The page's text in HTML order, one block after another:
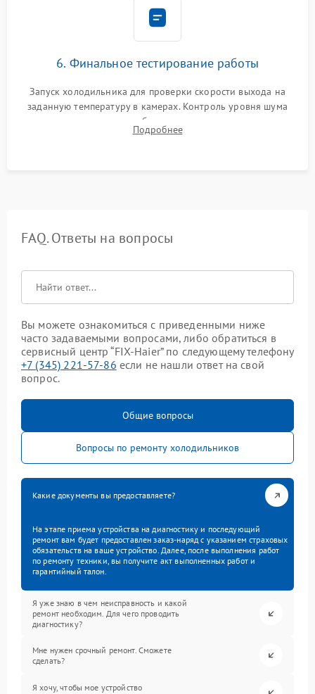
6. Финальное тестирование работы
Запуск холодильника для проверки скорости выхода на
заданную температуру в камерах. Контроль уровня шума
компрессора, отсутствия обмерзания стенок и корректного
срабатывания системы автоматической оттайки.
Подробнее
FAQ. Ответы на вопросы
Вы можете ознакомиться с приведенными ниже
часто задаваемыми вопросами, либо обратиться в
сервисный центр “FIX-Haier” по следующему телефону
+7 (345) 221-57-86 если не нашли ответ на свой
вопрос.
Общие вопросы
Вопросы по ремонту холодильников
Какие документы вы предоставляете?
На этапе приема устройства на диагностику и последующий
ремонт вам будет предоставлен заказ-наряд с указанием страховых
обязательств на ваше устройство. Далее, после выполнения работ
по ремонту техники, вы получите акт выполненных работ и
гарантийный талон.
Я уже знаю в чем неисправность и какой
ремонт необходим. Для чего проводить
диагностику?
Мне нужен срочный ремонт. Сможете
сделать?
Я хочу, чтобы мое устройство